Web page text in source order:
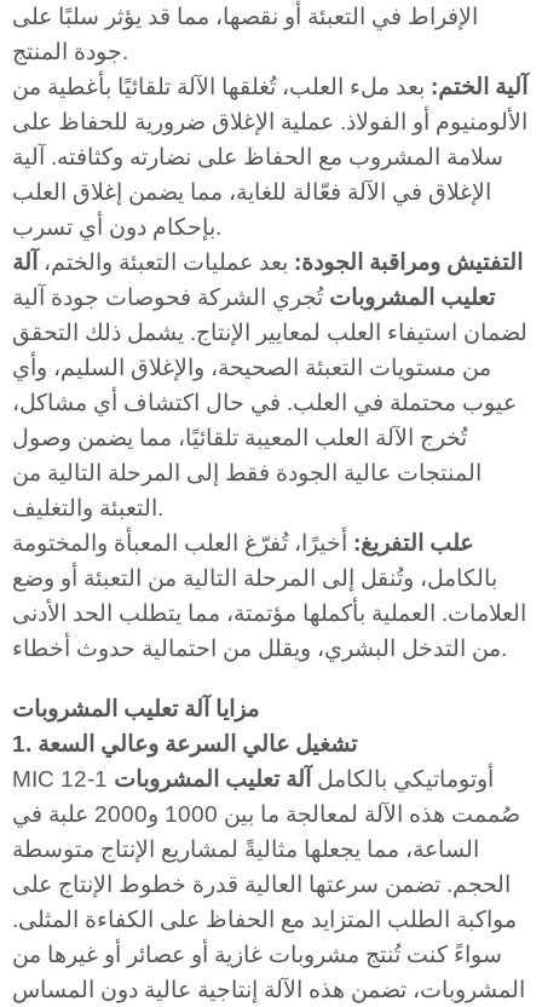
الإفراط في التعبئة أو نقصها، مما قد يؤثر سلبًا على
جودة المنتج.
آلية الختم: بعد ملء العلب، تُغلقها الآلة تلقائيًا بأغطية من
الألومنيوم أو الفولاذ. عملية الإغلاق ضرورية للحفاظ على
سلامة المشروب مع الحفاظ على نضارته وكثافته. آلية
الإغلاق في الآلة فعّالة للغاية، مما يضمن إغلاق العلب
بإحكام دون أي تسرب.
التفتيش ومراقبة الجودة: بعد عمليات التعبئة والختم،
آلة
تعليب المشروبات تُجري الشركة فحوصات جودة آلية
لضمان استيفاء العلب لمعايير الإنتاج. يشمل ذلك التحقق
من مستويات التعبئة الصحيحة، والإغلاق السليم، وأي
عيوب محتملة في العلب. في حال اكتشاف أي مشاكل،
تُخرج الآلة العلب المعيبة تلقائيًا، مما يضمن وصول
المنتجات عالية الجودة فقط إلى المرحلة التالية من
التعبئة والتغليف.
علب التفريغ: أخيرًا، تُفرّغ العلب المعبأة والمختومة
بالكامل، وتُنقل إلى المرحلة التالية من التعبئة أو وضع
العلامات. العملية بأكملها مؤتمتة، مما يتطلب الحد الأدنى
من التدخل البشري، ويقلل من احتمالية حدوث أخطاء.
مزايا آلة تعليب المشروبات
1. تشغيل عالي السرعة وعالي السعة
MIC 12-1 أوتوماتيكي بالكامل آلة تعليب المشروبات
صُممت هذه الآلة لمعالجة ما بين 1000 و2000 علبة في
الساعة، مما يجعلها مثاليةً لمشاريع الإنتاج متوسطة
الحجم. تضمن سرعتها العالية قدرة خطوط الإنتاج على
مواكبة الطلب المتزايد مع الحفاظ على الكفاءة المثلى.
سواءً كنت تُنتج مشروبات غازية أو عصائر أو غيرها من
المشروبات، تضمن هذه الآلة إنتاجية عالية دون المساس